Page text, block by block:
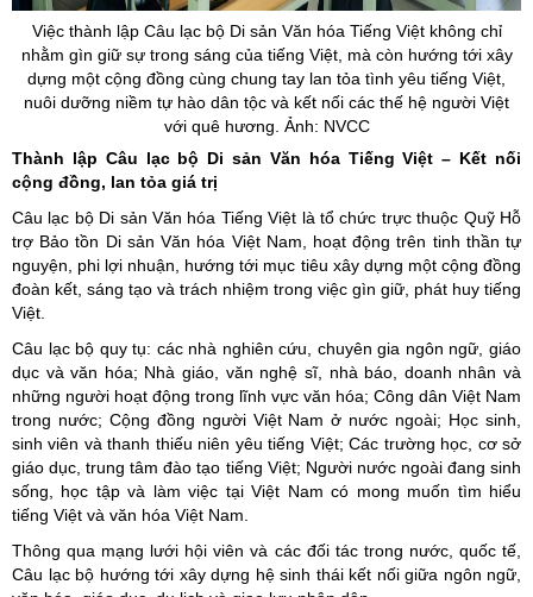
Việc thành lập Câu lạc bộ Di sản Văn hóa Tiếng Việt không chỉ
nhằm gìn giữ sự trong sáng của tiếng Việt, mà còn hướng tới xây
dựng một cộng đồng cùng chung tay lan tỏa tình yêu tiếng Việt,
nuôi dưỡng niềm tự hào dân tộc và kết nối các thế hệ người Việt
với quê hương. Ảnh: NVCC
Thành lập Câu lạc bộ Di sản Văn hóa Tiếng Việt – Kết nối
cộng đồng, lan tỏa giá trị
Câu lạc bộ Di sản Văn hóa Tiếng Việt là tổ chức trực thuộc Quỹ Hỗ
trợ Bảo tồn Di sản Văn hóa Việt Nam, hoạt động trên tinh thần tự
nguyện, phi lợi nhuận, hướng tới mục tiêu xây dựng một cộng đồng
đoàn kết, sáng tạo và trách nhiệm trong việc gìn giữ, phát huy tiếng
Việt.
Câu lạc bộ quy tụ: các nhà nghiên cứu, chuyên gia ngôn ngữ, giáo
dục và văn hóa; Nhà giáo, văn nghệ sĩ, nhà báo, doanh nhân và
những người hoạt động trong lĩnh vực văn hóa; Công dân Việt Nam
trong nước; Cộng đồng người Việt Nam ở nước ngoài; Học sinh,
sinh viên và thanh thiếu niên yêu tiếng Việt; Các trường học, cơ sở
giáo dục, trung tâm đào tạo tiếng Việt; Người nước ngoài đang sinh
sống, học tập và làm việc tại Việt Nam có mong muốn tìm hiểu
tiếng Việt và văn hóa Việt Nam.
Thông qua mạng lưới hội viên và các đối tác trong nước, quốc tế,
Câu lạc bộ hướng tới xây dựng hệ sinh thái kết nối giữa ngôn ngữ,